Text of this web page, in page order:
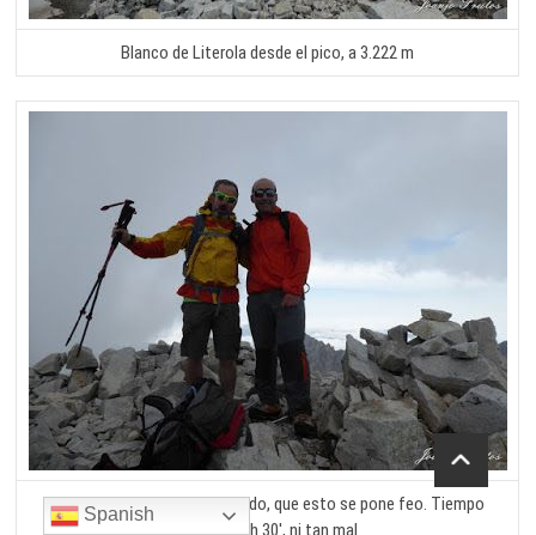
Blanco de Literola desde el pico, a 3.222 m
Nosotros, foto y a bajar rápido, que esto se pone feo. Tiempo
realizado 3h 30′, ni tan mal.
Spanish